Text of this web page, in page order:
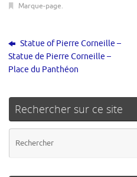
Marque-page.
Statue of Pierre Corneille –
Statue de Pierre Corneille –
Place du Panthéon
Rechercher sur ce site